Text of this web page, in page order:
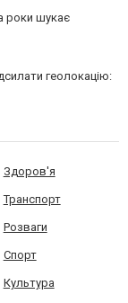
роки шукає
геолокацію:
Здоров'я
Транспорт
Розваги
Спорт
Культура